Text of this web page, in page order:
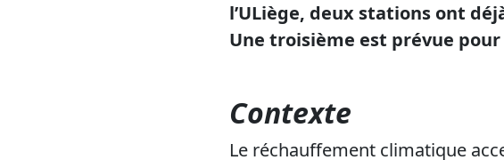
l’ULiège, deux stations ont
Une troisième est prévue pour
Contexte
Le réchauffement climatique